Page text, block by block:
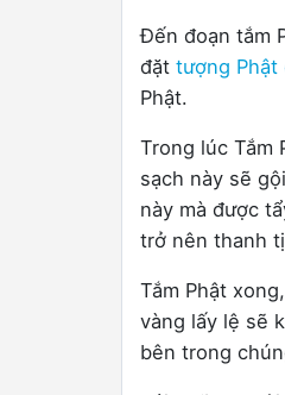
Đến đoạn tắm
đặt tượng Phật
Phật.
Trong lúc Tắm
sạch này sẽ
này mà được
trở nên thanh
Tắm Phật
vàng lấy lệ sẽ
bên trong